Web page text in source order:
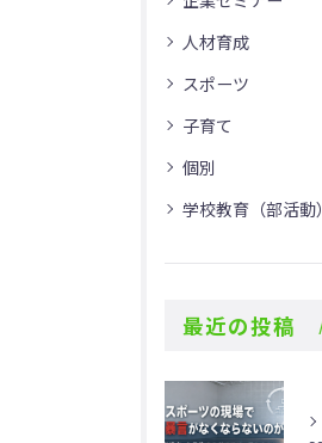
人材育成
スポーツ
子育て
個別
学校教育（部活動）
最近の投稿